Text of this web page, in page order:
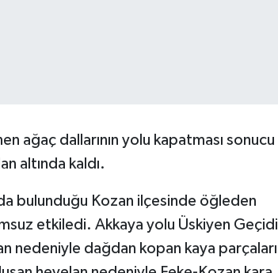
ağaç dallarının yolu kapatması sonucu
altında kaldı.
bulunduğu Kozan ilçesinde öğleden
etkiledi. Akkaya yolu Üskiyen Geçidi
nedeniyle dağdan kopan kaya parçaları